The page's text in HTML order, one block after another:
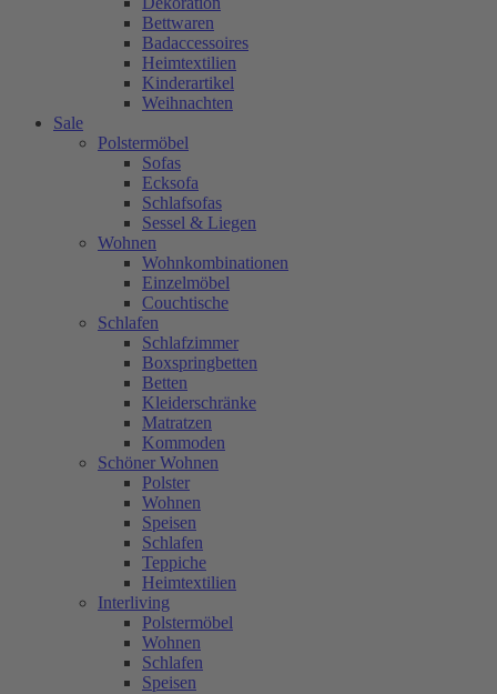
Bettwaren
Badaccessoires
Heimtextilien
Kinderartikel
Weihnachten
Sale
Polstermöbel
Sofas
Ecksofa
Schlafsofas
Sessel & Liegen
Wohnen
Wohnkombinationen
Einzelmöbel
Couchtische
Schlafen
Schlafzimmer
Boxspringbetten
Betten
Kleiderschränke
Matratzen
Kommoden
Schöner Wohnen
Polster
Wohnen
Speisen
Schlafen
Teppiche
Heimtextilien
Interliving
Polstermöbel
Wohnen
Schlafen
Speisen